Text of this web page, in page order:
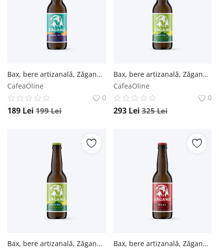
Bax, bere artizanală, Zăganu, Double Rye Ipa - Sticlă 0.33L / 12 buc. Zăganu
CafeaOline
0
189 Lei 199Lei
Bax, bere artizanală, Zăganu, Adonis American Pale Ale - Sticlă 0.33L / 24 buc. Zăganu
CafeaOline
0
293 Lei 325Lei
Bax, bere artizanală, Zăganu, Adonis American Pale Ale - Sticlă 0.33L / 12 buc. Zăganu
Bax, bere artizanală, Zăganu, Red Ale (Roșie) - Sticlă 0.33L / 24 buc. Zăganu